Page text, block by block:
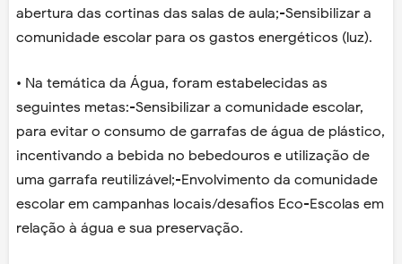
abertura das cortinas das salas de aula;-Sensibilizar a
comunidade escolar para os gastos energéticos (luz).
• Na temática da Água, foram estabelecidas as
seguintes metas:-Sensibilizar a comunidade escolar,
para evitar o consumo de garrafas de água de plástico,
incentivando a bebida no bebedouros e utilização de
uma garrafa reutilizável;-Envolvimento da comunidade
escolar em campanhas locais/desafios Eco-Escolas em
relação à água e sua preservação.